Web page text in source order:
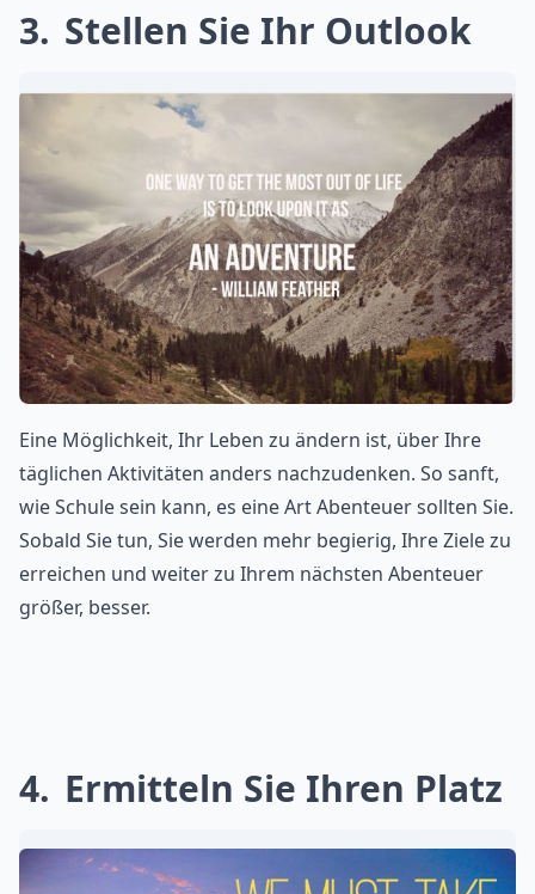
3 Stellen Sie Ihr Outlook
Eine Möglichkeit, Ihr Leben zu ändern ist, über Ihre
täglichen Aktivitäten anders nachzudenken. So sanft,
wie Schule sein kann, es eine Art Abenteuer sollten Sie.
Sobald Sie tun, Sie werden mehr begierig, Ihre Ziele zu
erreichen und weiter zu Ihrem nächsten Abenteuer
größer, besser.
4 Ermitteln Sie Ihren Platz